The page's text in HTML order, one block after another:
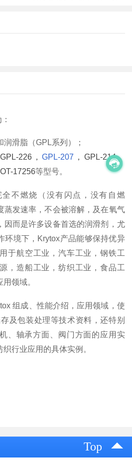
滑脂（GPL系列）；
226，GPL-207 ，GPL-214，
17256等型号。
全不燃烧（没有闪点，没有自燃
蒸发速率，不会被溶解，及在氧气
因而是许多设备首选的润滑剂，尤
环境下，Krytox产品能够保持优异
于航空工业，汽车工业，钢铁工
，造船工业，纺织工业，食品工
领域。
组成、性能介绍，应用领域，使
及包装处理等技术资料，还特别
、轴承方面、阀门方面的应用实
行业应用的具体实例。
Top